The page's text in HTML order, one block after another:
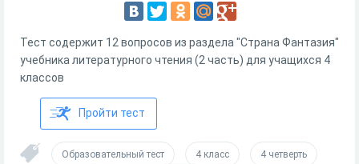
Тест содержит 12 вопросов из раздела "Страна Фантазия"
учебника литературного чтения (2 часть) для учащихся 4
классов
Пройти тест
Образовательный тест 4 класс 4 четверть